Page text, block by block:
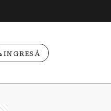
INGRESÁ